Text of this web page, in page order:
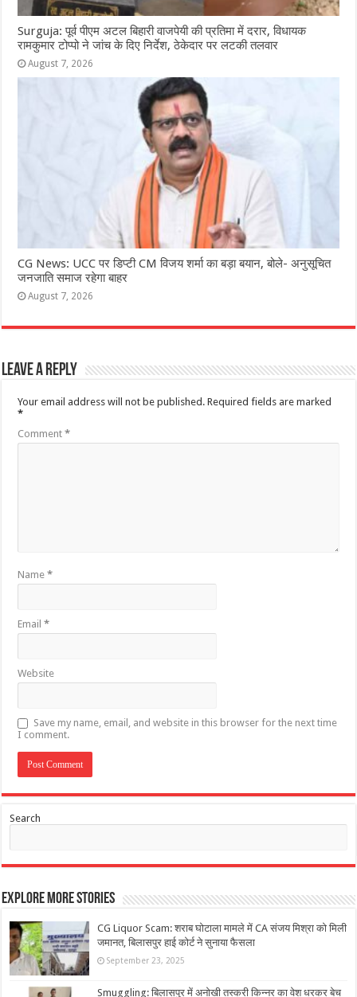
Surguja: पूर्व पीएम अटल बिहारी वाजपेयी की प्रतिमा में दरार, विधायक
रामकुमार टोप्पो ने जांच के दिए निर्देश, ठेकेदार पर लटकी तलवार
August 7, 2026
CG News: UCC पर डिप्टी CM विजय शर्मा का बड़ा बयान, बोले- अनुसूचित
जनजाति समाज रहेगा बाहर
August 7, 2026
Leave a Reply
Your email address will not be published. Required fields are marked
*
Comment*
Name*
Email*
Website
Save my name, email, and website in this browser for the next time
I comment.
Search
Explore More Stories
CG Liquor Scam: शराब घोटाला मामले में CA संजय मिश्रा को मिली
जमानत, बिलासपुर हाई कोर्ट ने सुनाया फैसला
September 23, 2025
Smuggling: बिलासपुर में अनोखी तस्करी किन्नर का वेश धरकर बेच